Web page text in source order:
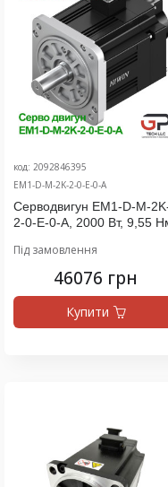
код: 2092846395
EM1-D-M-2K-2-0-E-0-A
Серводвигун EM1-D-M-
2-0-E-0-A, 2000 Вт, 9,55
Під замовлення
46076 грн
Купити